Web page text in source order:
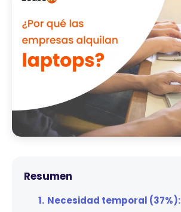
Resumen
Necesidad temporal (37%):